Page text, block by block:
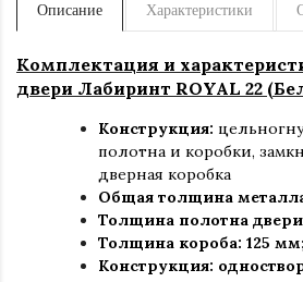
Описание Характеристики
Комплектация и
двери Лабиринт ROYAL 22
Конструкция:
полотна и коробки,
дверная коробка
Общая толщина
Толщина полотна
Толщина короба: 125 мм;
Конструкция: